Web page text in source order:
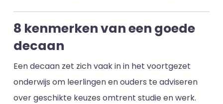
8 kenmerken van een goede
decaan
Een decaan zet zich vaak in in het voortgezet
onderwijs om leerlingen en ouders te adviseren
over geschikte keuzes omtrent studie en werk.